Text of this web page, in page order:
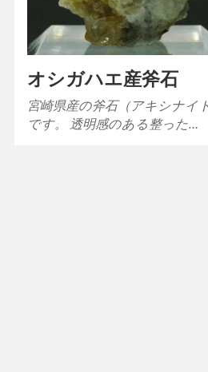
オシガハエ産斧石
宮崎県産の斧石（アキシナイト
です。 透明感のある整った…